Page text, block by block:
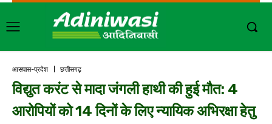
आसपास-प्रदेश छत्तीसगढ़
विद्युत करंट से मादा जंगली हाथी की हुई मौत: 4
आरोपियों को 14 दिनों के लिए न्यायिक अभिरक्षा हेतु